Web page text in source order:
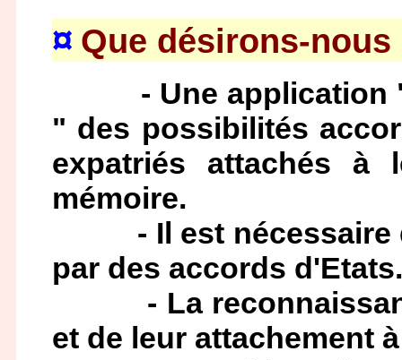
¤ Que désirons-nous
- Une application "
" des possibilités
expatriés attachés
mémoire.
- Il est nécessaire
par des accords d'Etats.
- La
et de leur attachement